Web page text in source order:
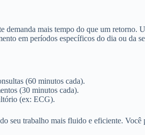
demanda mais tempo do que um
em períodos específicos do dia ou da
(60 minutos cada).
(30 minutos cada).
(ex: ECG).
seu trabalho mais fluido e eficiente.